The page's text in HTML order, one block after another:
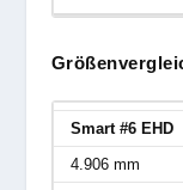
Smart #6 EHD
4.906 mm